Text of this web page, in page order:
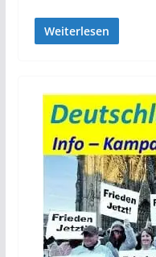
Weiterlesen